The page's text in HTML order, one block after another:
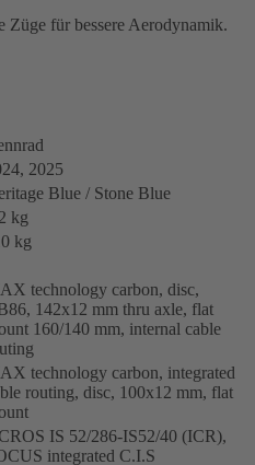
Züge für bessere Aerodynamik.
2025
Blue / Stone Blue
kg
kg
technology carbon, disc,
142x12 mm thru axle, flat
160/140 mm, internal cable
technology carbon, integrated
routing, disc, 100x12 mm, flat
IS 52/286-IS52/40 (ICR),
integrated C.I.S